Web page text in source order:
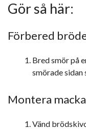
Gör så här:
Förbered
Bred smör på
smörade sidan
Montera
Vänd